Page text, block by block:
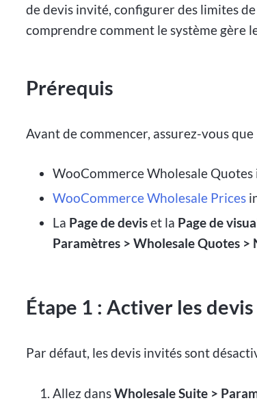
de devis invité, configurer des limites
comprendre comment le système gère
Prérequis
Avant de commencer, assurez-vous
WooCommerce Wholesale
WooCommerce Wholesale Prices
La Page de deviset la Page de
Paramètres > Wholesale Quotes >
Étape 1 : Activer les
Par défaut, les devis invités sont
Allez dansWholesale Suite >